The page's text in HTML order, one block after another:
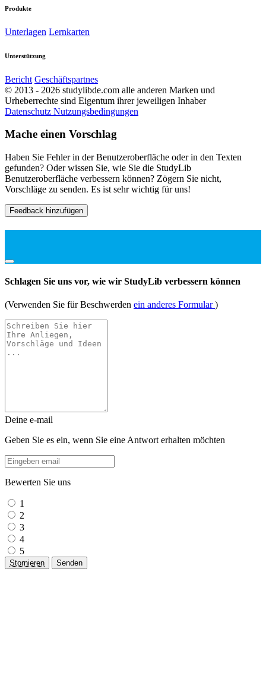
Produkte
Unterlagen Lernkarten
Unterstützung
Bericht Geschäftspartnes
© 2013 - 2026 studylibde.com alle anderen Marken und
Urheberrechte sind Eigentum ihrer jeweiligen Inhaber
Datenschutz Nutzungsbedingungen
Mache einen Vorschlag
Haben Sie Fehler in der Benutzeroberfläche oder in den Texten
gefunden? Oder wissen Sie, wie Sie die StudyLib
Benutzeroberfläche verbessern können? Zögern Sie nicht,
Vorschläge zu senden. Es ist sehr wichtig für uns!
Feedback hinzufügen
Schlagen Sie uns vor, wie wir StudyLib verbessern können
(Verwenden Sie für Beschwerden ein anderes Formular)
Deine e-mail
Geben Sie es ein, wenn Sie eine Antwort erhalten möchten
Bewerten Sie uns
1
2
3
4
5
Stornieren Senden